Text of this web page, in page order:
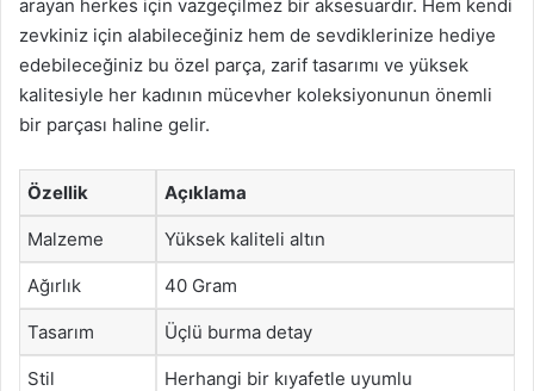
arayan herkes için vazgeçilmez bir aksesuardır. Hem kendi
zevkiniz için alabileceğiniz hem de sevdiklerinize hediye
edebileceğiniz bu özel parça, zarif tasarımı ve yüksek
kalitesiyle her kadının mücevher koleksiyonunun önemli
bir parçası haline gelir.
Özellik Açıklama
Malzeme Yüksek kaliteli altın
Ağırlık 40 Gram
Tasarım Üçlü burma detay
Stil Herhangi bir kıyafetle uyumlu